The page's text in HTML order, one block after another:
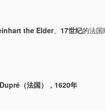
the Elder、 17世纪的法国
（法国），1620年